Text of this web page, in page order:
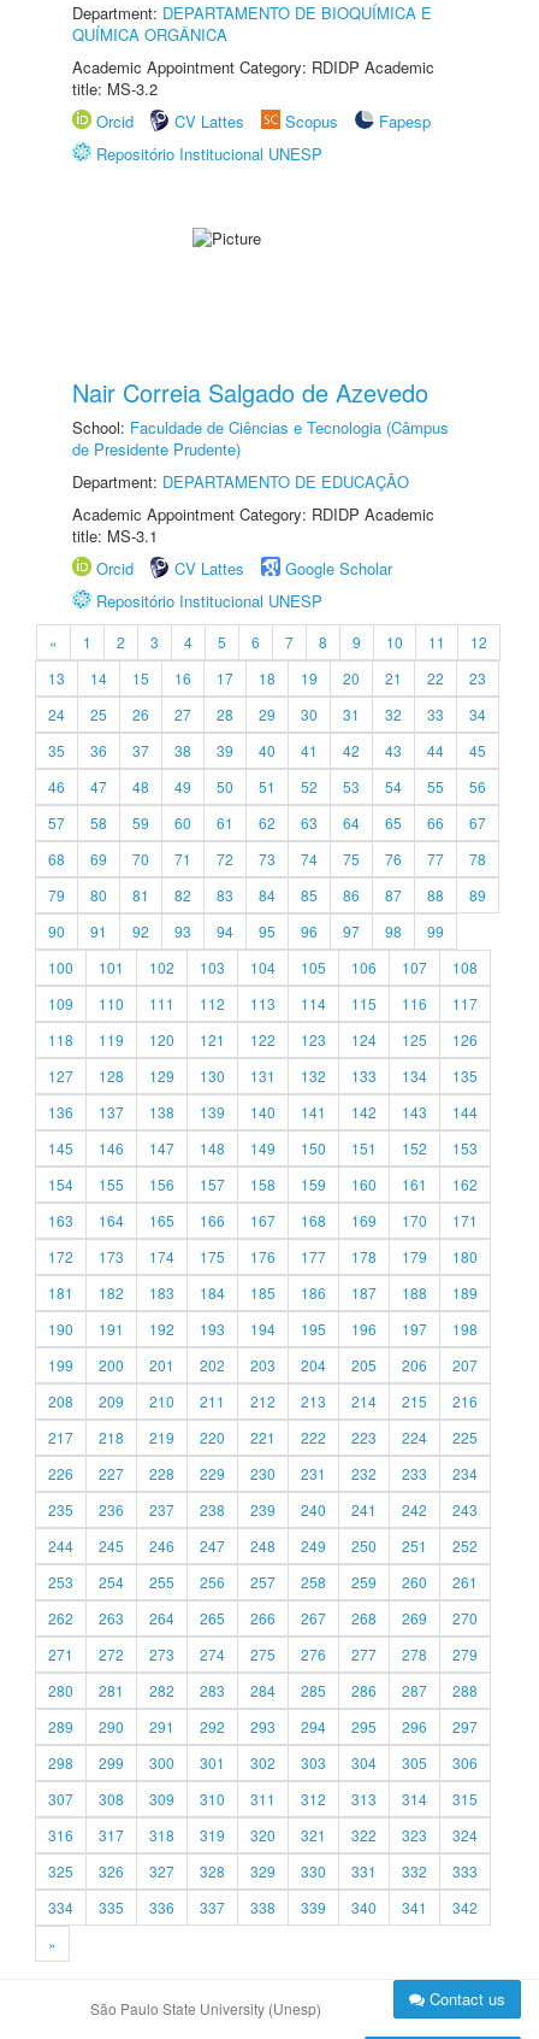
Department: DEPARTAMENTO DE BIOQUÍMICA E
QUÍMICA ORGÂNICA
Academic Appointment Category: RDIDP Academic
title: MS-3.2
Orcid
CV Lattes Scopus
Fapesp
Repositório Institucional UNESP
Nair Correia Salgado de Azevedo
School: Faculdade de Ciências e Tecnologia (Câmpus
de Presidente Prudente)
Department: DEPARTAMENTO DE EDUCAÇÃO
Academic Appointment Category: RDIDP Academic
title: MS-3.1
Orcid
CV Lattes
Google Scholar
Repositório Institucional UNESP
« 1 2 3 4 5 6 7 8 9 10 11
12
13
14 15 16 17 18 19 20 21 22
23
24
25 26 27 28 29 30 31 32 33
34
35
36 37 38 39 40 41 42 43 44
45
46
47 48 49 50 51 52 53 54 55
56
57
58 59 60 61 62 63 64 65 66
67
68
69 70 71 72 73 74 75 76 77
78
79
80 81 82 83 84 85 86 87 88
89
90
91 92 93 94 95 96 97 98
99
100
101 102 103 104 105 106 107
108
109
110 111 112 113 114 115 116
117
118
119 120 121 122 123 124 125
126
127
128 129 130 131 132 133 134
135
136
137 138 139 140 141 142 143
144
145
146 147 148 149 150 151 152
153
154
155 156 157 158 159 160 161
162
163
164 165 166 167 168 169 170
171
172
173 174 175 176 177 178 179
180
181
182 183 184 185 186 187 188
189
190
191 192 193 194 195 196 197
198
199
200 201 202 203 204 205 206
207
208
209 210 211 212 213 214 215
216
217
218 219 220 221 222 223 224
225
226
227 228 229 230 231 232 233
234
235
236 237 238 239 240 241 242
243
244
245 246 247 248 249 250 251
252
253
254 255 256 257 258 259 260
261
262
263 264 265 266 267 268 269
270
271
272 273 274 275 276 277 278
279
280
281 282 283 284 285 286 287
288
289
290 291 292 293 294 295 296
297
298
299 300 301 302 303 304 305
306
307
308 309 310 311 312 313 314
315
316
317 318 319 320 321 322 323
324
325
326 327 328 329 330 331 332
333
334
335 336 337 338 339 340 341
342
»
São Paulo State University (Unesp) Contact us